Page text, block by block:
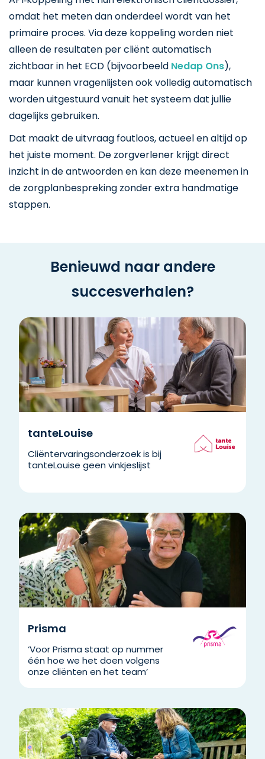
omdat het meten dan onderdeel wordt van het
primaire proces. Via deze koppeling worden niet
alleen de resultaten per cliënt automatisch
zichtbaar in het ECD (bijvoorbeeld Nedap Ons),
maar kunnen vragenlijsten ook volledig automatisch
worden uitgestuurd vanuit het systeem dat jullie
dagelijks gebruiken.
Dat maakt de uitvraag foutloos, actueel en altijd op
het juiste moment. De zorgverlener krijgt direct
inzicht in de antwoorden en kan deze meenemen in
de zorgplanbespreking zonder extra handmatige
stappen.
Benieuwd naar andere
succesverhalen?
tanteLouise
Cliëntervaringsonderzoek is bij
tanteLouise geen vinkjeslijst
Prisma
‘Voor Prisma staat op nummer
één hoe we het doen volgens
onze cliënten en het team’